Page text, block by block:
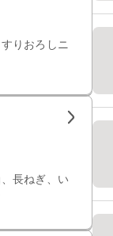
りおろしニ
長ねぎ、い